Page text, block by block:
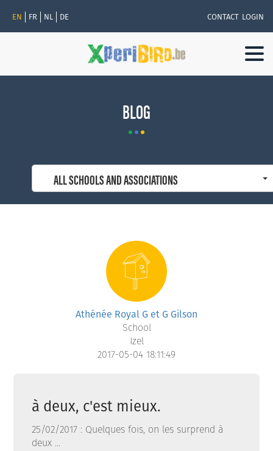
EN FR NL DE CONTACT LOGIN
BLOG
ALL SCHOOLS AND ASSOCIATIONS
Athénée Royal G et G Gilson
School
Izel
2017-05-04 18:11:49
à deux, c'est mieux.
25/02/2017 : Quelques fois, on les surprend à
deux ...